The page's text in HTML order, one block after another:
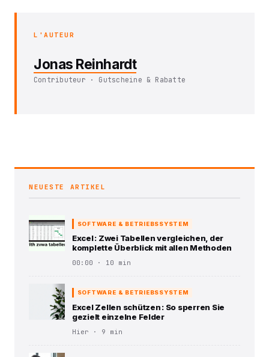
L'AUTEUR
Jonas Reinhardt
Contributeur · Gutscheine & Rabatte
NEUESTE ARTIKEL
SOFTWARE & BETRIEBSSYSTEM
Excel : Zwei Tabellen vergleichen, der
komplette Überblick mit allen Methoden
00:00 · 10 min
SOFTWARE & BETRIEBSSYSTEM
Excel Zellen schützen : So sperren Sie
gezielt einzelne Felder
Hier · 9 min